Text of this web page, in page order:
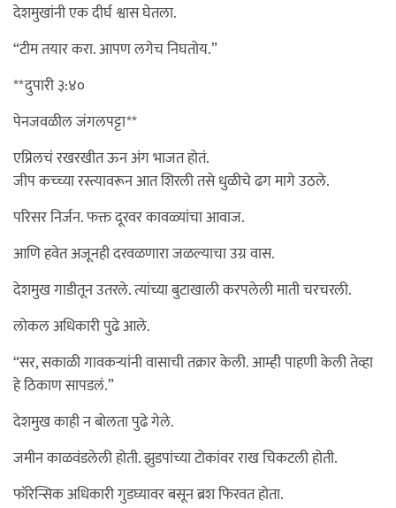
देशमुखांनी एक दीर्घ श्वास घेतला.
“टीम तयार करा. आपण लगेच निघतोय.”
**दुपारी ३:४०
पेनजवळील जंगलपट्टा**
एप्रिलचं रखरखीत ऊन अंग भाजत होतं.
जीप कच्च्या रस्त्यावरून आत शिरली तसे धुळीचे ढग मागे उठले.
परिसर निर्जन. फक्त दूरवर कावळ्यांचा आवाज.
आणि हवेत अजूनही दरवळणारा जळल्याचा उग्र वास.
देशमुख गाडीतून उतरले. त्यांच्या बुटाखाली करपलेली माती चरचरली.
लोकल अधिकारी पुढे आले.
“सर, सकाळी गावकऱ्यांनी वासाची तक्रार केली. आम्ही पाहणी केली तेव्हा
हे ठिकाण सापडलं.”
देशमुख काही न बोलता पुढे गेले.
जमीन काळवंडलेली होती. झुडपांच्या टोकांवर राख चिकटली होती.
फॉरेन्सिक अधिकारी गुडघ्यावर बसून ब्रश फिरवत होता.